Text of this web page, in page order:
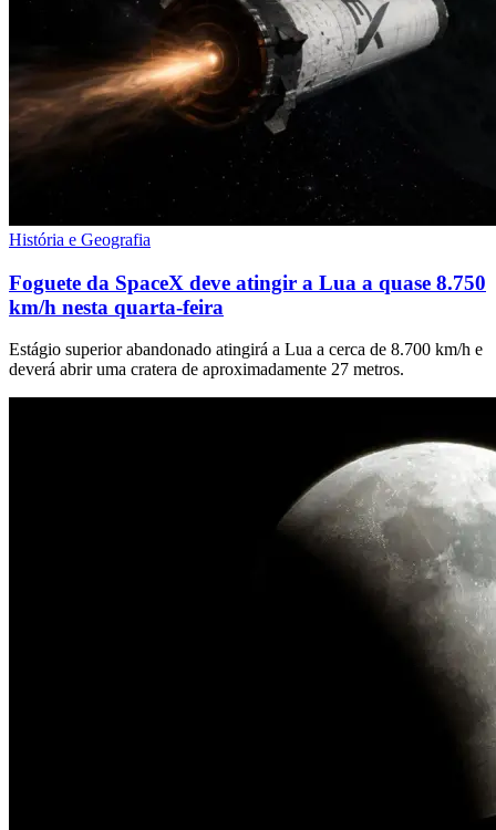
História e Geografia
Foguete da SpaceX deve atingir a Lua a quase 8.750
km/h nesta quarta-feira
Estágio superior abandonado atingirá a Lua a cerca de 8.700 km/h e
deverá abrir uma cratera de aproximadamente 27 metros.